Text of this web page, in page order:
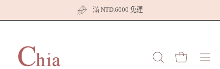
滿 NTD.6000 免運
打
打開購物車
開